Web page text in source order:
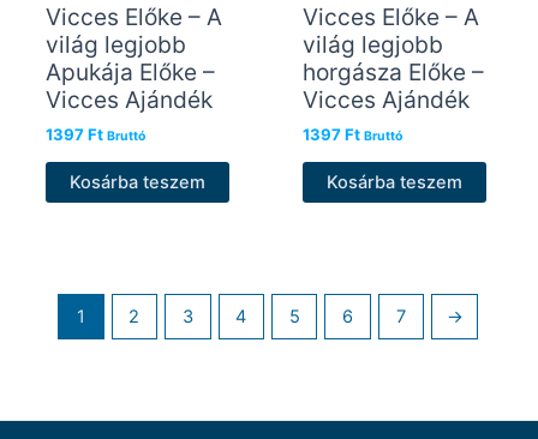
Vicces Előke – A
világ legjobb
Apukája Előke –
Vicces Ajándék
1397Ft Bruttó
Kosárba teszem
Vicces Előke – A
világ legjobb
horgásza Előke –
Vicces Ajándék
1397Ft Bruttó
Kosárba teszem
1 2 3 4 5 6 7 →